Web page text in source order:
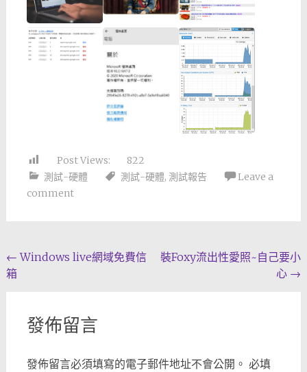
Post Views:
822
測試-硬體
測試-硬體, 測試報告
Leave a
comment
Post
navigation
← Windows live網域免費信
箱
裝Foxy流出性愛照~自己要小
心 →
發佈留言
發佈留言必須填寫的電子郵件地址不會公開。 必填